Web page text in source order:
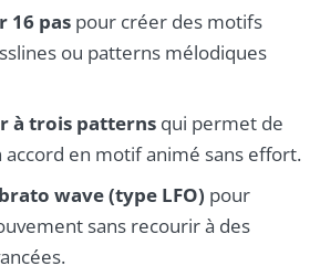
16 paspour créer des motifs
ou patterns mélodiques
à trois patternsqui permet de
en motif animé sans effort.
wave (type LFO) pour
sans recourir à des